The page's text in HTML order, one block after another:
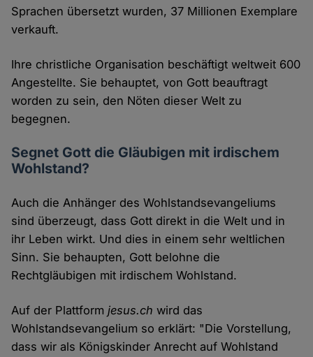
Sprachen übersetzt wurden, 37 Millionen Exemplare
verkauft.
Ihre christliche Organisation beschäftigt weltweit 600
Angestellte. Sie behauptet, von Gott beauftragt
worden zu sein, den Nöten dieser Welt zu
begegnen.
Segnet Gott die Gläubigen mit irdischem
Wohlstand?
Auch die Anhänger des Wohlstandsevangeliums
sind überzeugt, dass Gott direkt in die Welt und in
ihr Leben wirkt. Und dies in einem sehr weltlichen
Sinn. Sie behaupten, Gott belohne die
Rechtgläubigen mit irdischem Wohlstand.
Auf der Plattformjesus.ch wird das
Wohlstandsevangelium so erklärt: "Die Vorstellung,
dass wir als Königskinder Anrecht auf Wohlstand